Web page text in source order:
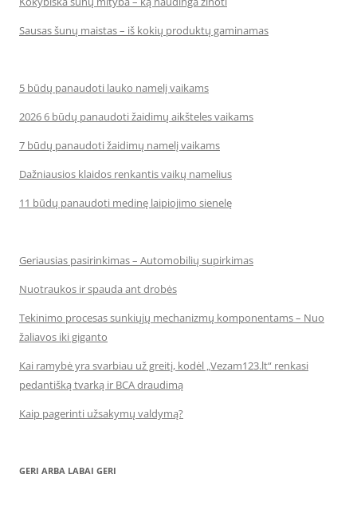
Sausas šunų maistas – iš kokių produktų gaminamas
5 būdų panaudoti lauko namelį vaikams
2026 6 būdų panaudoti žaidimų aikšteles vaikams
7 būdų panaudoti žaidimų namelį vaikams
Dažniausios klaidos renkantis vaikų namelius
11 būdų panaudoti medinę laipiojimo sienelę
Geriausias pasirinkimas – Automobilių supirkimas
Nuotraukos ir spauda ant drobės
Tekinimo procesas sunkiųjų mechanizmų komponentams – Nuo
žaliavos iki giganto
Kai ramybė yra svarbiau už greitį, kodėl „Vezam123.lt“ renkasi
pedantišką tvarką ir BCA draudimą
Kaip pagerinti užsakymų valdymą?
GERI ARBA LABAI GERI